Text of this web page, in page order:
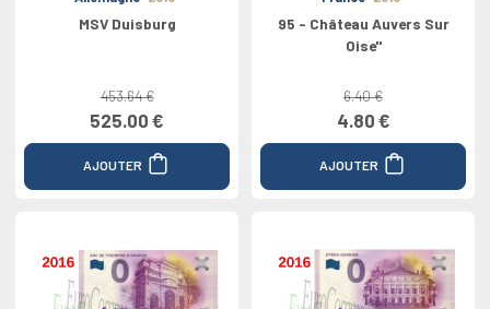
MSV Duisburg
453.64 €
525.00 €
AJOUTER
95 - Château Auvers Sur
Oise''
6.40 €
4.80 €
AJOUTER